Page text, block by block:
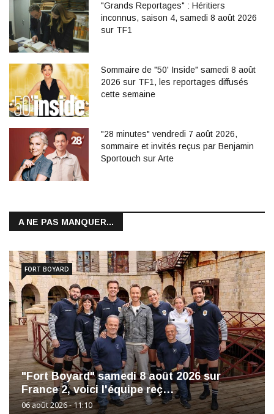
"Grands Reportages" : Héritiers
inconnus, saison 4, samedi 8 août 2026
sur TF1
Sommaire de "50' Inside" samedi 8 août
2026 sur TF1, les reportages diffusés
cette semaine
"28 minutes" vendredi 7 août 2026,
sommaire et invités reçus par Benjamin
Sportouch sur Arte
A NE PAS MANQUER...
"Fort Boyard" samedi 8 août 2026 sur
France 2, voici l'équipe reç…
06 août 2026 - 11:10
FORT BOYARD